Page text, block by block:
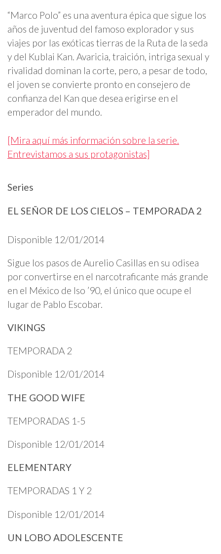
“Marco Polo” es una aventura épica que sigue los
años de juventud del famoso explorador y sus
viajes por las exóticas tierras de la Ruta de la seda
y del Kublai Kan. Avaricia, traición, intriga sexual y
rivalidad dominan la corte, pero, a pesar de todo,
el joven se convierte pronto en consejero de
confianza del Kan que desea erigirse en el
emperador del mundo.
[Mira aquí más información sobre la serie.
Entrevistamos a sus protagonistas]
Series
EL SEÑOR DE LOS CIELOS – TEMPORADA 2
Disponible 12/01/2014
Sigue los pasos de Aurelio Casillas en su odisea
por convertirse en el narcotraficante más grande
en el México de lso ’90, el único que ocupe el
lugar de Pablo Escobar.
VIKINGS
TEMPORADA 2
Disponible 12/01/2014
THE GOOD WIFE
TEMPORADAS 1-5
Disponible 12/01/2014
ELEMENTARY
TEMPORADAS 1 Y 2
Disponible 12/01/2014
UN LOBO ADOLESCENTE